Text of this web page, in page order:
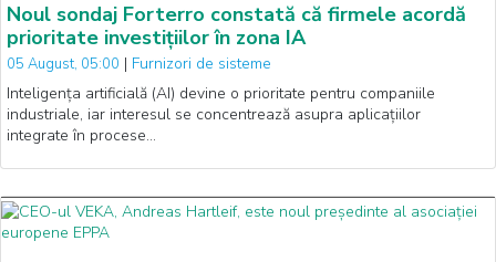
Noul sondaj Forterro constată că firmele acordă
prioritate investițiilor în zona IA
05 August, 05:00 | Furnizori de sisteme
Inteligența artificială (AI) devine o prioritate pentru companiile
industriale, iar interesul se concentrează asupra aplicațiilor
integrate în procese…